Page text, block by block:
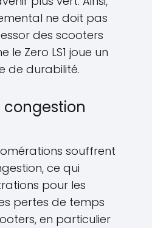
ne doit pas
des scooters
le Zero LS1 joue un
de durabilité.
souffrent
ce qui
pour les
pertes de temps
en particulier